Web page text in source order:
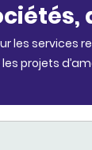
les services
projets